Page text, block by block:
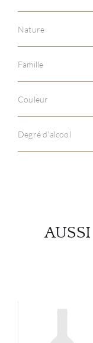
Nature
Famille
Couleur
Degré d'alcool